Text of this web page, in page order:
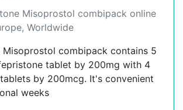
Misoprostol combipack online
Worldwide
Misoprostol combipack contains 5
tablet by 200mg with 4
by 200mcg. It's convenient
weeks